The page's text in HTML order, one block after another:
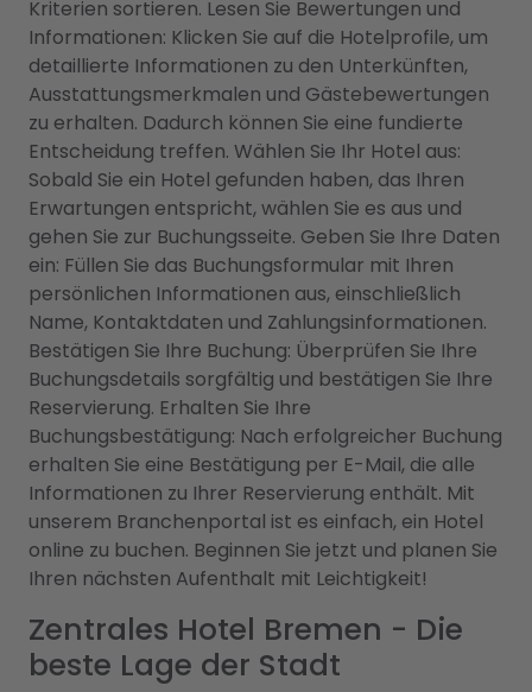
Kriterien sortieren. Lesen Sie Bewertungen und
Informationen: Klicken Sie auf die Hotelprofile, um
detaillierte Informationen zu den Unterkünften,
Ausstattungsmerkmalen und Gästebewertungen
zu erhalten. Dadurch können Sie eine fundierte
Entscheidung treffen. Wählen Sie Ihr Hotel aus:
Sobald Sie ein Hotel gefunden haben, das Ihren
Erwartungen entspricht, wählen Sie es aus und
gehen Sie zur Buchungsseite. Geben Sie Ihre Daten
ein: Füllen Sie das Buchungsformular mit Ihren
persönlichen Informationen aus, einschließlich
Name, Kontaktdaten und Zahlungsinformationen.
Bestätigen Sie Ihre Buchung: Überprüfen Sie Ihre
Buchungsdetails sorgfältig und bestätigen Sie Ihre
Reservierung. Erhalten Sie Ihre
Buchungsbestätigung: Nach erfolgreicher Buchung
erhalten Sie eine Bestätigung per E-Mail, die alle
Informationen zu Ihrer Reservierung enthält. Mit
unserem Branchenportal ist es einfach, ein Hotel
online zu buchen. Beginnen Sie jetzt und planen Sie
Ihren nächsten Aufenthalt mit Leichtigkeit!
Zentrales Hotel Bremen - Die
beste Lage der Stadt